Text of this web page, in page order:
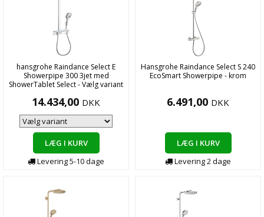
hansgrohe Raindance Select E
Showerpipe 300 3jet med
ShowerTablet Select - Vælg variant
14.434,00 DKK
LÆG I KURV
Levering5-10dage
Hansgrohe Raindance Select S 240
EcoSmart Showerpipe - krom
6.491,00 DKK
LÆG I KURV
Levering2dage